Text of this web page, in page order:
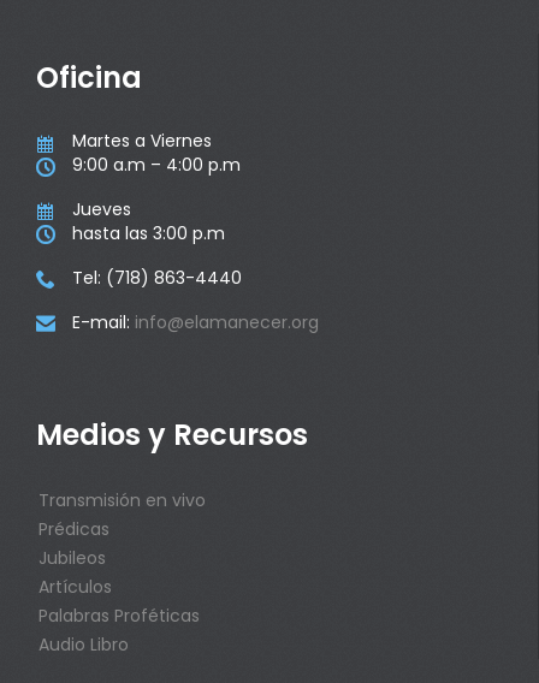
Oficina
 Martes a Viernes
 9:00 a.m – 4:00 p.m
 Jueves
 hasta las 3:00 p.m
 Tel: (718) 863-4440
 E-mail: info@elamanecer.org
Medios y Recursos
Transmisión en vivo
Prédicas
Jubileos
Artículos
Palabras Proféticas
Audio Libro